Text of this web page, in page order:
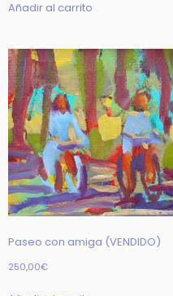
Añadir al carrito
Paseo con amiga (VENDIDO)
250,00€